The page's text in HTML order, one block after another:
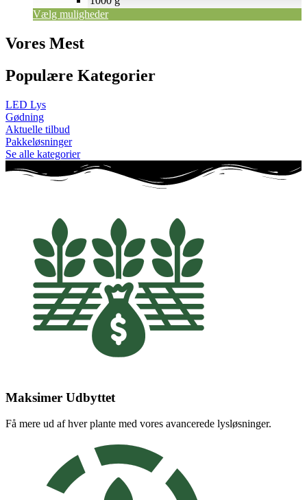
Vælg muligheder
Vores Mest
Populære Kategorier
LED Lys
Gødning
Aktuelle tilbud
Pakkeløsninger
Se alle kategorier
Maksimer Udbyttet
Få mere ud af hver plante med vores avancerede lysløsninger.